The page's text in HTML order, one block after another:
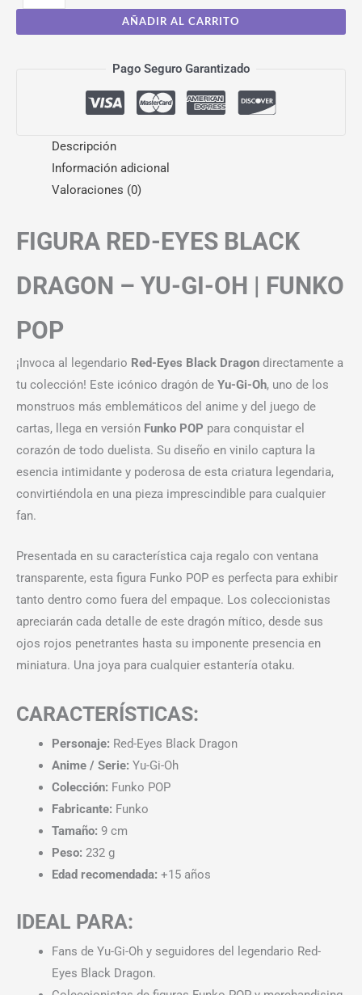
AÑADIR AL CARRITO
Pago Seguro Garantizado
Descripción
Información adicional
Valoraciones (0)
FIGURA RED-EYES BLACK
DRAGON – YU-GI-OH | FUNKO
POP
¡Invoca al legendario Red-Eyes Black Dragon directamente a
tu colección! Este icónico dragón de Yu-Gi-Oh, uno de los
monstruos más emblemáticos del anime y del juego de
cartas, llega en versión Funko POP para conquistar el
corazón de todo duelista. Su diseño en vinilo captura la
esencia intimidante y poderosa de esta criatura legendaria,
convirtiéndola en una pieza imprescindible para cualquier
fan.
Presentada en su característica caja regalo con ventana
transparente, esta figura Funko POP es perfecta para exhibir
tanto dentro como fuera del empaque. Los coleccionistas
apreciarán cada detalle de este dragón mítico, desde sus
ojos rojos penetrantes hasta su imponente presencia en
miniatura. Una joya para cualquier estantería otaku.
CARACTERÍSTICAS:
Personaje: Red-Eyes Black Dragon
Anime / Serie: Yu-Gi-Oh
Colección: Funko POP
Fabricante: Funko
Tamaño: 9 cm
Peso: 232 g
Edad recomendada: +15 años
IDEAL PARA:
Fans de Yu-Gi-Oh y seguidores del legendario Red-
Eyes Black Dragon.